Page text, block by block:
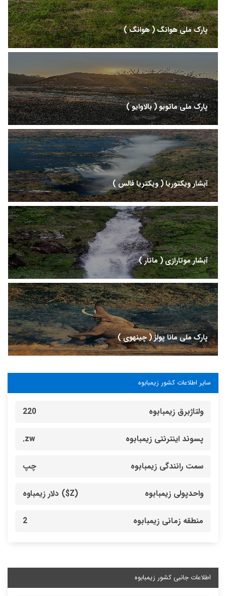
پارک ملی هوانگ ( هوانگ )
پارک ملی ماتوبو ( بالاوایو )
آبشار ویکتوریا ( ویکتریا فالس )
آبشار موتارازی ( ماتار )
پارک ملی مانا پولز ( چینهوی )
سایر اطلاعات کشور زیمبابوه
ولتاژبرق زیمبابوه 220
پسوند اینترنتی زیمبابوه zw.
سمت رانندگی زیمبابوه چپ
واحدپولی زیمبابوه (Z$) دلار زیمباوه
منطقه زمانی زیمبابوه 2
اطلاعات جانبی کشور زیمبابوه